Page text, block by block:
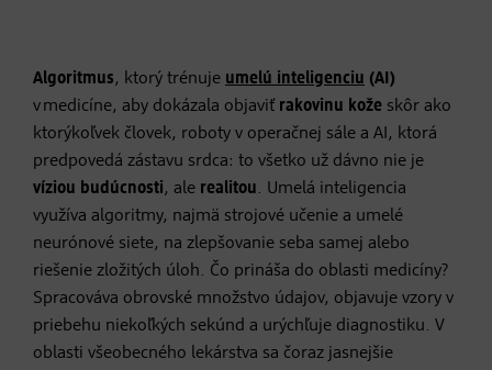
Algoritmus, ktorý trénuje umelú inteligenciu (AI)
v medicíne, aby dokázala objaviť rakovinu kože skôr ako
ktorýkoľvek človek, roboty v operačnej sále a AI, ktorá
predpovedá zástavu srdca: to všetko už dávno nie je
víziou budúcnosti, ale realitou. Umelá inteligencia
využíva algoritmy, najmä strojové učenie a umelé
neurónové siete, na zlepšovanie seba samej alebo
riešenie zložitých úloh. Čo prináša do oblasti medicíny?
Spracováva obrovské množstvo údajov, objavuje vzory v
priebehu niekoľkých sekúnd a urýchľuje diagnostiku. V
oblasti všeobecného lekárstva sa čoraz jasnejšie